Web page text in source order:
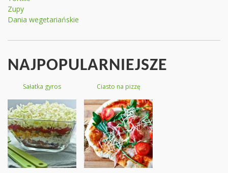
Zupy
Dania wegetariańskie
NAJPOPULARNIEJSZE
Sałatka gyros Ciasto na pizzę